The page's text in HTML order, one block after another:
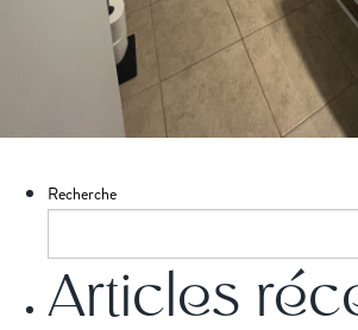
Recherche
Articles